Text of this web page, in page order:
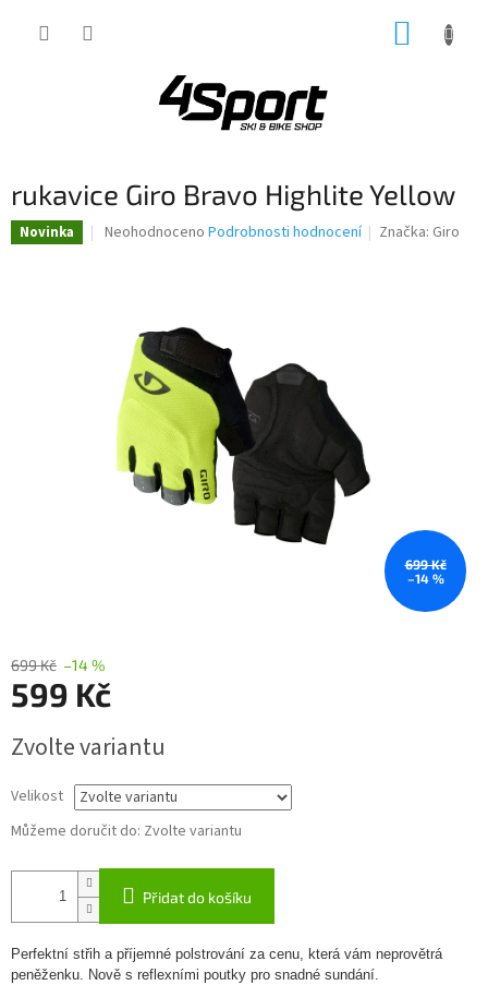
rukavice Giro Bravo Highlite Yellow
Novinka
Průměrné
hvězdiček.
Neohodnoceno Podrobnosti hodnocení Značka: Giro
699 Kč
–14 %
699 Kč –14 %
599 Kč
cena:
Zvolte variantu
Velikost
Můžeme doručit do: Zvolte variantu
Přidat do košíku
Perfektní střih a příjemné polstrování za cenu, která vám neprovětrá
peněženku. Nově s reflexními poutky pro snadné sundání.